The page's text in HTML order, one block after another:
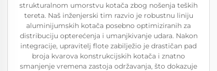
strukturalnom umorstvu kotača zbog nošenja teških
tereta. Naš inženjerski tim razvio je robustnu liniju
aluminijumskih kotača posebno optimiziranih za
distribuciju opterećenja i umanjkivanje udara. Nakon
integracije, upravitelj flote zabilježio je drastičan pad
broja kvarova konstrukcijskih kotača i znatno
smanjenje vremena zastoja održavanja, što dokazuje